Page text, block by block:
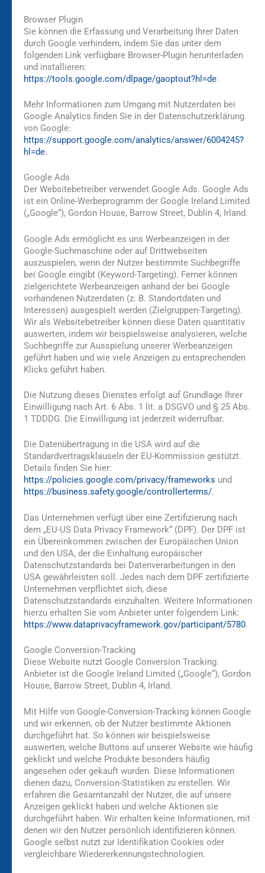
Browser Plugin
Sie können die Erfassung und Verarbeitung Ihrer Daten
durch Google verhindern, indem Sie das unter dem
folgenden Link verfügbare Browser-Plugin herunterladen
und installieren:
https://tools.google.com/dlpage/gaoptout?hl=de.
Mehr Informationen zum Umgang mit Nutzerdaten bei
Google Analytics finden Sie in der Datenschutzerklärung
von Google:
https://support.google.com/analytics/answer/6004245?
hl=de.
Google Ads
Der Websitebetreiber verwendet Google Ads. Google Ads
ist ein Online-Werbeprogramm der Google Ireland Limited
(„Google“), Gordon House, Barrow Street, Dublin 4, Irland.
Google Ads ermöglicht es uns Werbeanzeigen in der
Google-Suchmaschine oder auf Drittwebseiten
auszuspielen, wenn der Nutzer bestimmte Suchbegriffe
bei Google eingibt (Keyword-Targeting). Ferner können
zielgerichtete Werbeanzeigen anhand der bei Google
vorhandenen Nutzerdaten (z. B. Standortdaten und
Interessen) ausgespielt werden (Zielgruppen-Targeting).
Wir als Websitebetreiber können diese Daten quantitativ
auswerten, indem wir beispielsweise analysieren, welche
Suchbegriffe zur Ausspielung unserer Werbeanzeigen
geführt haben und wie viele Anzeigen zu entsprechenden
Klicks geführt haben.
Die Nutzung dieses Dienstes erfolgt auf Grundlage Ihrer
Einwilligung nach Art. 6 Abs. 1 lit. a DSGVO und § 25 Abs.
1 TDDDG. Die Einwilligung ist jederzeit widerrufbar.
Die Datenübertragung in die USA wird auf die
Standardvertragsklauseln der EU-Kommission gestützt.
Details finden Sie hier:
https://policies.google.com/privacy/frameworks und
https://business.safety.google/controllerterms/.
Das Unternehmen verfügt über eine Zertifizierung nach
dem „EU-US Data Privacy Framework“ (DPF). Der DPF ist
ein Übereinkommen zwischen der Europäischen Union
und den USA, der die Einhaltung europäischer
Datenschutzstandards bei Datenverarbeitungen in den
USA gewährleisten soll. Jedes nach dem DPF zertifizierte
Unternehmen verpflichtet sich, diese
Datenschutzstandards einzuhalten. Weitere Informationen
hierzu erhalten Sie vom Anbieter unter folgendem Link:
https://www.dataprivacyframework.gov/participant/5780.
Google Conversion-Tracking
Diese Website nutzt Google Conversion Tracking.
Anbieter ist die Google Ireland Limited („Google“), Gordon
House, Barrow Street, Dublin 4, Irland.
Mit Hilfe von Google-Conversion-Tracking können Google
und wir erkennen, ob der Nutzer bestimmte Aktionen
durchgeführt hat. So können wir beispielsweise
auswerten, welche Buttons auf unserer Website wie häufig
geklickt und welche Produkte besonders häufig
angesehen oder gekauft wurden. Diese Informationen
dienen dazu, Conversion-Statistiken zu erstellen. Wir
erfahren die Gesamtanzahl der Nutzer, die auf unsere
Anzeigen geklickt haben und welche Aktionen sie
durchgeführt haben. Wir erhalten keine Informationen, mit
denen wir den Nutzer persönlich identifizieren können.
Google selbst nutzt zur Identifikation Cookies oder
vergleichbare Wiedererkennungstechnologien.